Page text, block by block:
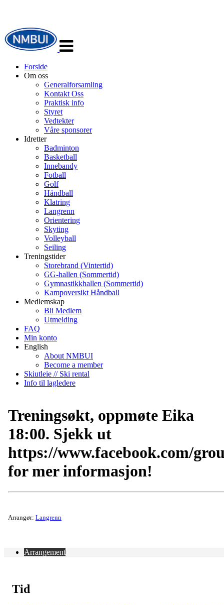
navigasjon
Forside
Om oss
Generalforsamling
Kontakt Oss
Praktisk info
Styret
Vedtekter
Våre sponsorer
Idretter
Badminton
Basketball
Innebandy
Fotball
Golf
Håndball
Klatring
Langrenn
Orientering
Skyting
Volleyball
Seiling
Treningstider
Storebrand (Vintertid)
GG-hallen (Sommertid)
Gymnastikkhallen (Sommertid)
Kampoversikt Håndball
Medlemskap
Bli Medlem
Utmelding
FAQ
Min konto
English
About NMBUI
Become a member
Skiutleie // Ski rental
Info til lagledere
Treningsøkt, oppmøte Eika
18:00. Sjekk ut
https://www.facebook.com/
for mer informasjon!
Arrangør: Langrenn
Arrangement
Tid